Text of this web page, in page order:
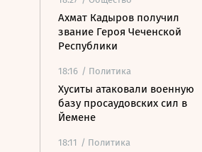
Ахмат Кадыров получил
звание Героя Чеченской
Республики
18:16 / Политика
Хуситы атаковали военную
базу просаудовских сил в
Йемене
18:11 / Политика